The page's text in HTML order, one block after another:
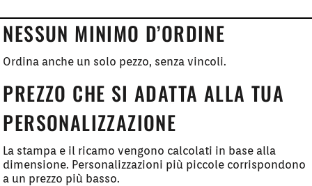
NESSUN MINIMO D’ORDINE
Ordina anche un solo pezzo, senza vincoli.
PREZZO CHE SI ADATTA ALLA TUA
PERSONALIZZAZIONE
La stampa e il ricamo vengono calcolati in base alla
dimensione. Personalizzazioni più piccole corrispondono
a un prezzo più basso.